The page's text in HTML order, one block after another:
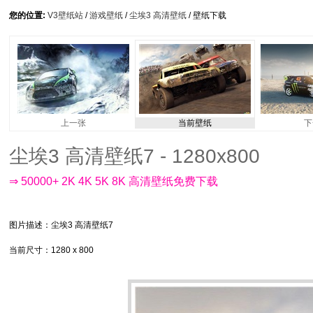
您的位置: V3壁纸站 /游戏壁纸 /尘埃3 高清壁纸 / 壁纸下载
上一张 当前壁纸
尘埃3 高清壁纸7 - 1280x800
⇒ 50000+ 2K 4K 5K 8K 高清壁纸免费下载
图片描述 ：尘埃3 高清壁纸7
当前尺寸 ：1280 x 800